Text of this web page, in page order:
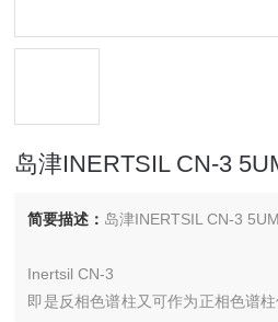
岛津INERTSIL CN-3
简要描述： 岛津INERTSIL CN-3
Inertsil CN-3
即是反相色谱柱又可作为正相色谱